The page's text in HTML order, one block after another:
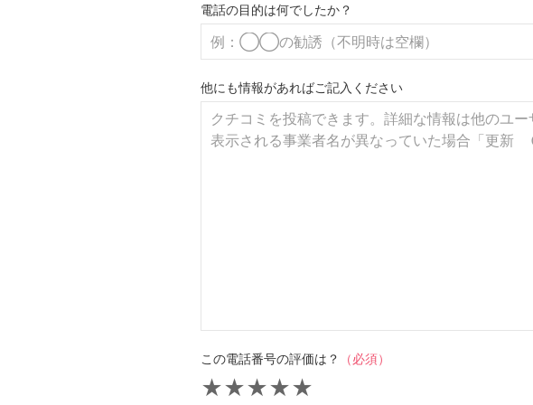
電話の目的は何でしたか？
他にも情報があればご記入ください
この電話番号の評価は？ （必須）
★
★
★
★
★